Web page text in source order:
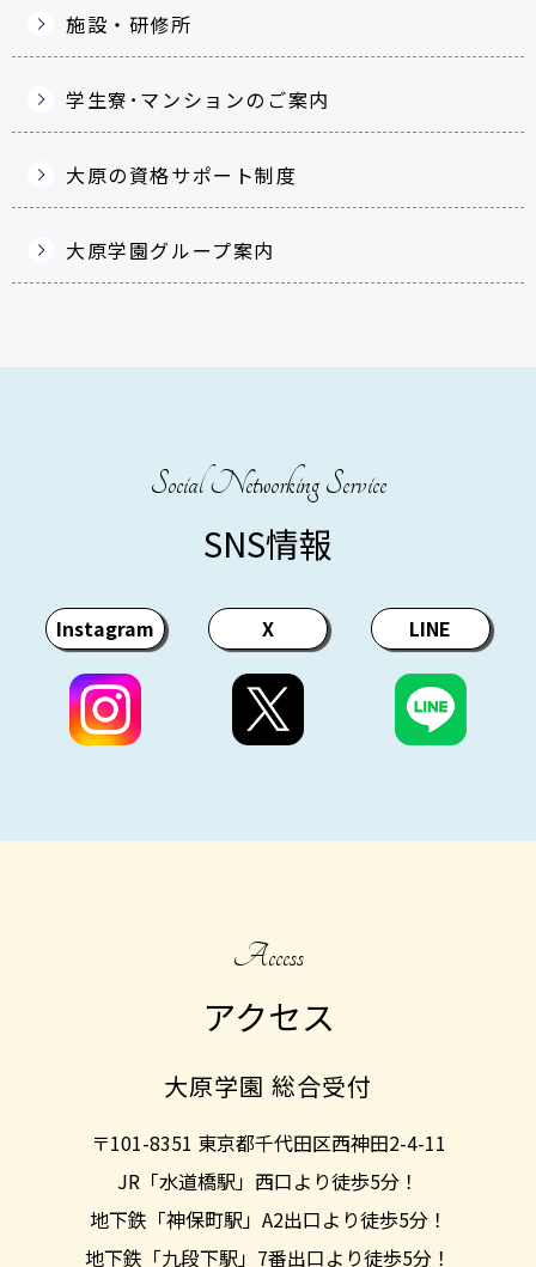
施設・研修所
学生寮･マンションのご案内
大原の資格サポート制度
大原学園グループ案内
Social Networking Service
SNS情報
Instagram X LINE
Access
アクセス
大原学園 総合受付
〒101-8351 東京都千代田区西神田2-4-11
JR「水道橋駅」西口より徒歩5分！
地下鉄「神保町駅」A2出口より徒歩5分！
地下鉄「九段下駅」7番出口より徒歩5分！